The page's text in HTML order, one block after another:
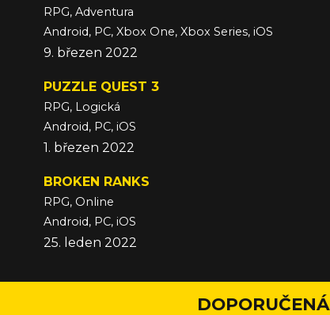
RPG, Adventura
Android, PC, Xbox One, Xbox Series, iOS
9. březen 2022
PUZZLE QUEST 3
RPG, Logická
Android, PC, iOS
1. březen 2022
BROKEN RANKS
RPG, Online
Android, PC, iOS
25. leden 2022